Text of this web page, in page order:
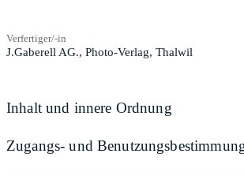
Verfertiger/-in
J.Gaberell AG., Photo-Verlag, Thalwil
Inhalt und innere Ordnung
Zugangs- und